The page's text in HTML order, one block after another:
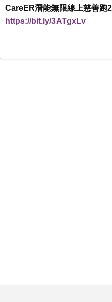
CareER潛能無限線上慈善跑
https://bit.ly/3ATgxLv